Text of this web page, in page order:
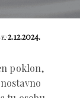
2.12.2024.
poklon,